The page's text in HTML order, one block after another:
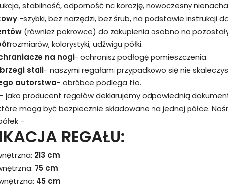
stabilność, odporność na korozję, nowoczesny
-szybki, bez narzędzi, bez śrub, na podstawie instrukcji
(również pokrowce) do zakupienia osobno na
rozmiarów, kolorystyki, udźwigu półki.
na nogi- ochronisz podłogę pomieszczenia.
stali- naszymi regałami przypadkowo się nie
autorstwa- obróbce podlega tło.
- jako producent regałów deklarujemy odpowiednią
mogą być bezpiecznie składowane na jednej półce.
-
REGAŁU:
213 cm
75 cm
45 cm